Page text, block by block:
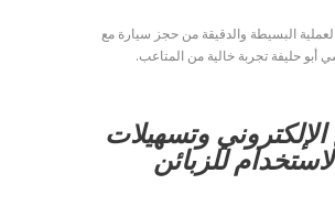
البسيطة والدقيقة من حجز سيارة مع
أبو حليفة تجربة خالية من المتاعب.
الإلكتروني وتسهيلات
للزبائن